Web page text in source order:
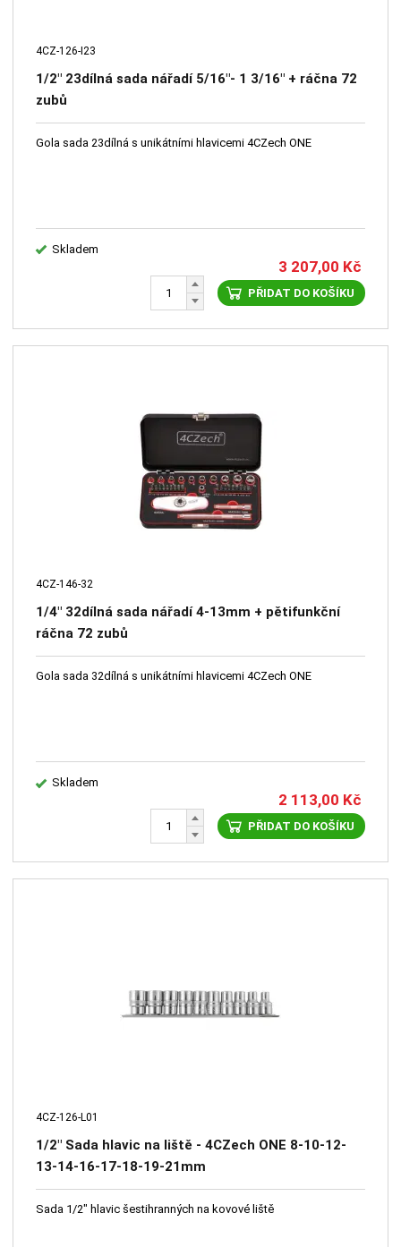
4CZ-126-I23
1/2" 23dílná sada nářadí 5/16"- 1 3/16" + ráčna 72
zubů
Gola sada 23dílná s unikátními hlavicemi 4CZech ONE
Skladem
3 207,00 Kč
PŘIDAT DO KOŠÍKU
4CZ-146-32
1/4" 32dílná sada nářadí 4-13mm + pětifunkční
ráčna 72 zubů
Gola sada 32dílná s unikátními hlavicemi 4CZech ONE
Skladem
2 113,00 Kč
PŘIDAT DO KOŠÍKU
4CZ-126-L01
1/2" Sada hlavic na liště - 4CZech ONE 8-10-12-
13-14-16-17-18-19-21mm
Sada 1/2" hlavic šestihranných na kovové liště